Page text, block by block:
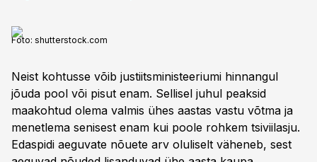
Foto: shutterstock.com
Neist kohtusse võib justiitsministeeriumi hinnangul
jõuda pool või pisut enam. Sellisel juhul peaksid
maakohtud olema valmis ühes aastas vastu võtma ja
menetlema senisest enam kui poole rohkem tsiviilasju.
Edaspidi aeguvate nõuete arv oluliselt väheneb, sest